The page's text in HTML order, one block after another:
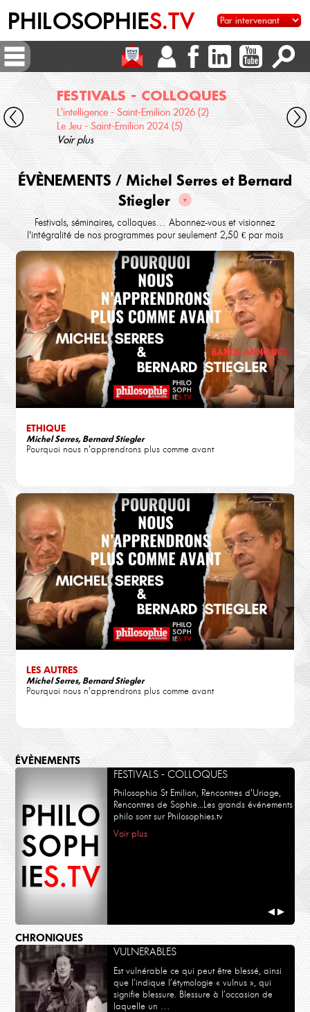
PHILOSOPHIES.TV
FESTIVALS - COLLOQUES
L'intelligence - Saint-Emilion 2026 (2)
Le Jeu - Saint-Emilion 2024 (5)
Voir plus
ÉVÈNEMENTS / Michel Serres et Bernard
Stiegler
▼
Festivals, séminaires, colloques… Abonnez-vous et visionnez
l'intégralité de nos programmes pour seulement 2,50 € par mois
ETHIQUE
Michel Serres, Bernard Stiegler
Pourquoi nous n'apprendrons plus comme avant
LES AUTRES
Michel Serres, Bernard Stiegler
Pourquoi nous n'apprendrons plus comme avant
ÉVÈNEMENTS
FESTIVALS - COLLOQUES
Philosophia St Emilion, Rencontres d'Uriage,
Rencontres de Sophie...Les grands événements
philo sont sur Philosophies.tv
Voir plus
◀ ▶
CHRONIQUES
VULNERABLES
Est vulnérable ce qui peut être blessé, ainsi
que l’indique l’étymologie « vulnus », qui
signifie blessure. Blessure à l’occasion de
laquelle un …